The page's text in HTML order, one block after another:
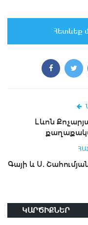
Հետևեք
Լևոն
Գայի և Ս.
ԿԱՐԾԻՔՆԵՐ